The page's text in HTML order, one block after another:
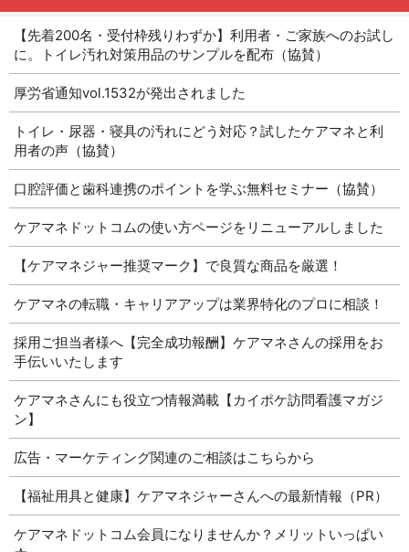
【先着200名・受付枠残りわずか】利用者・ご家族へのお試し
に。トイレ汚れ対策用品のサンプルを配布（協賛）
厚労省通知vol.1532が発出されました
トイレ・尿器・寝具の汚れにどう対応？試したケアマネと利
用者の声（協賛）
口腔評価と歯科連携のポイントを学ぶ無料セミナー（協賛）
ケアマネドットコムの使い方ページをリニューアルしました
【ケアマネジャー推奨マーク】で良質な商品を厳選！
ケアマネの転職・キャリアアップは業界特化のプロに相談！
採用ご担当者様へ【完全成功報酬】ケアマネさんの採用をお
手伝いいたします
ケアマネさんにも役立つ情報満載【カイポケ訪問看護マガジ
ン】
広告・マーケティング関連のご相談はこちらから
【福祉用具と健康】ケアマネジャーさんへの最新情報（PR）
ケアマネドットコム会員になりませんか？メリットいっぱい